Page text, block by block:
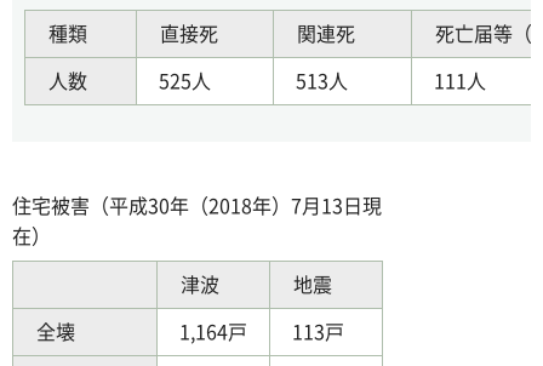
種類
直接死 関連死
死亡届等（
人数
525人 513人 111人
住宅被害（平成30年（2018年）7月13日現
在）
津波
地震
全壊
1,164戸
113戸